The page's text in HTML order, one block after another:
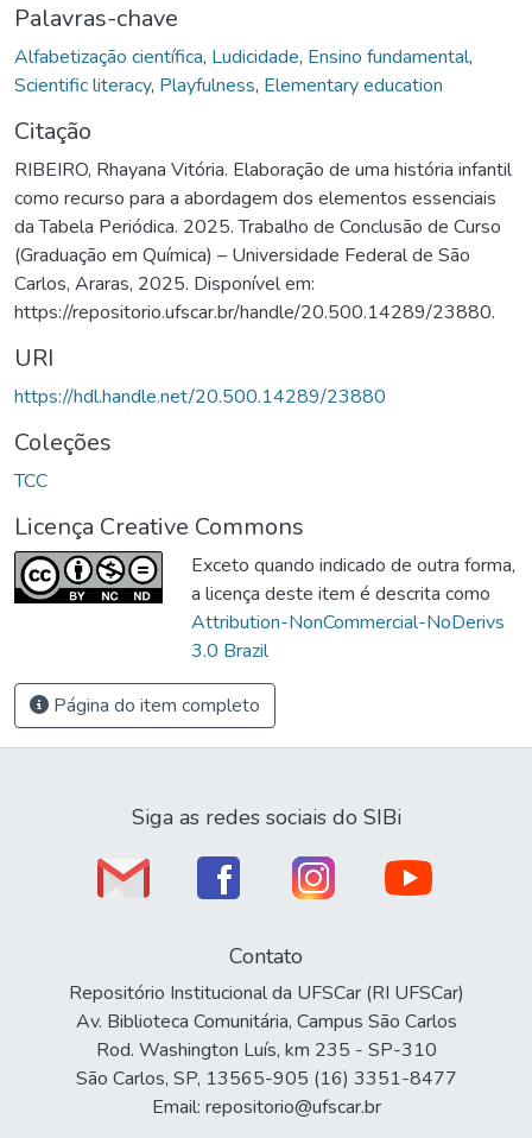
Palavras-chave
Alfabetização científica, Ludicidade, Ensino fundamental,
Scientific literacy, Playfulness, Elementary education
Citação
RIBEIRO, Rhayana Vitória. Elaboração de uma história infantil
como recurso para a abordagem dos elementos essenciais
da Tabela Periódica. 2025. Trabalho de Conclusão de Curso
(Graduação em Química) – Universidade Federal de São
Carlos, Araras, 2025. Disponível em:
https://repositorio.ufscar.br/handle/20.500.14289/23880.
URI
https://hdl.handle.net/20.500.14289/23880
Coleções
TCC
Licença Creative Commons
Exceto quando indicado de outra forma,
a licença deste item é descrita como
Attribution-NonCommercial-NoDerivs
3.0 Brazil
Página do item completo
Siga as redes sociais do SIBi
Contato
Repositório Institucional da UFSCar (RI UFSCar)
Av. Biblioteca Comunitária, Campus São Carlos
Rod. Washington Luís, km 235 - SP-310
São Carlos, SP, 13565-905 (16) 3351-8477
Email: repositorio@ufscar.br